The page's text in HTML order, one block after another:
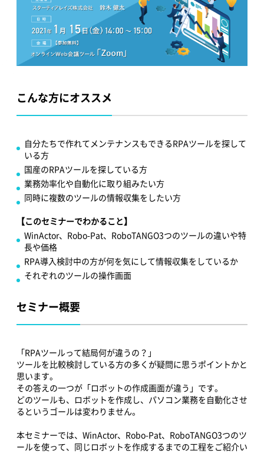
こんな方にオススメ
自分たちで作れてメンテナンスもできるRPAツールを探して
いる方
国産のRPAツールを探している方
業務効率化や自動化に取り組みたい方
同時に複数のツールの情報収集をしたい方
【このセミナーでわかること】
WinActor、Robo-Pat、RoboTANGO3つのツールの違いや特
長や価格
RPA導入検討中の方が何を気にして情報収集をしているか
それぞれのツールの操作画面
セミナー概要
「RPAツールって結局何が違うの？」
ツールを比較検討している方の多くが疑問に思うポイントかと
思います。
その答えの一つが「ロボットの作成画面が違う」です。
どのツールも、ロボットを作成し、パソコン業務を自動化させ
るというゴールは変わりません。
本セミナーでは、WinActor、Robo-Pat、RoboTANGO3つのツ
ールを使って、同じロボットを作成するまでの工程をご紹介い